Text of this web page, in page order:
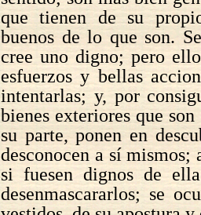
que tienen de su
buenos de lo que son.
cree uno digno; pero
esfuerzos y bellas
intentarlas; y, por
bienes exteriores que
su parte, ponen en
desconocen a sí mismos;
si fuesen dignos de
desenmascararlos; se